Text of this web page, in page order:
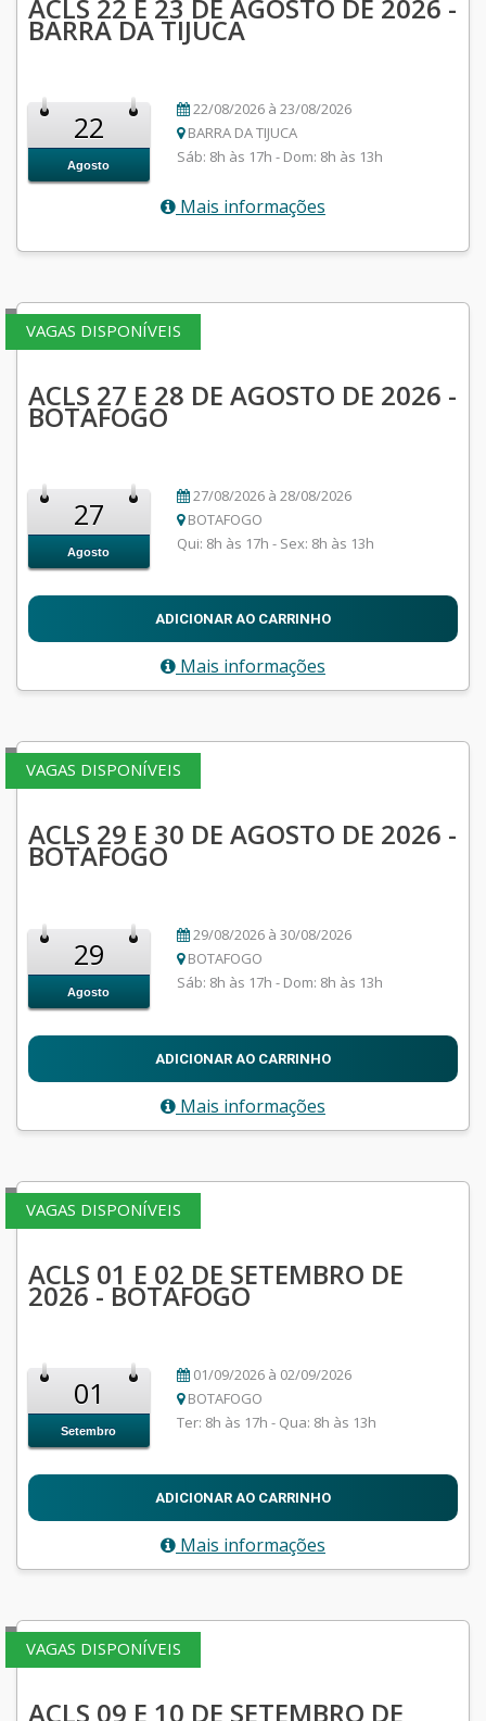
ACLS 22 E 23 DE AGOSTO DE 2026 -
BARRA DA TIJUCA
22
Agosto
22/08/2026 à 23/08/2026
BARRA DA TIJUCA
Sáb: 8h às 17h - Dom: 8h às 13h
Mais informações
VAGAS DISPONÍVEIS
ACLS 27 E 28 DE AGOSTO DE 2026 -
BOTAFOGO
27
Agosto
27/08/2026 à 28/08/2026
BOTAFOGO
Qui: 8h às 17h - Sex: 8h às 13h
ADICIONAR AO CARRINHO
Mais informações
VAGAS DISPONÍVEIS
ACLS 29 E 30 DE AGOSTO DE 2026 -
BOTAFOGO
29
Agosto
29/08/2026 à 30/08/2026
BOTAFOGO
Sáb: 8h às 17h - Dom: 8h às 13h
ADICIONAR AO CARRINHO
Mais informações
VAGAS DISPONÍVEIS
ACLS 01 E 02 DE SETEMBRO DE
2026 - BOTAFOGO
01
Setembro
01/09/2026 à 02/09/2026
BOTAFOGO
Ter: 8h às 17h - Qua: 8h às 13h
ADICIONAR AO CARRINHO
Mais informações
VAGAS DISPONÍVEIS
ACLS 09 E 10 DE SETEMBRO DE